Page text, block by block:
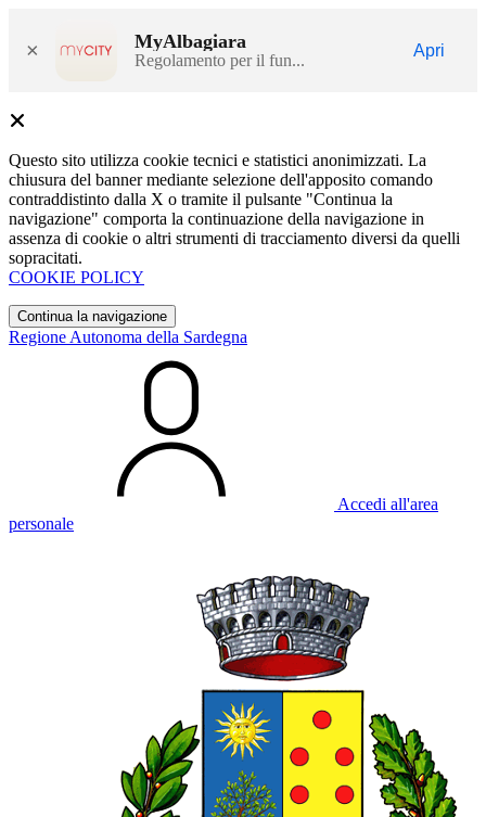
× MyAlbagiara
Regolamento per il fun...
Apri
Questo sito utilizza cookie tecnici e statistici anonimizzati. La
chiusura del banner mediante selezione dell'apposito comando
contraddistinto dalla X o tramite il pulsante "Continua la
navigazione" comporta la continuazione della navigazione in
assenza di cookie o altri strumenti di tracciamento diversi da quelli
sopracitati.
COOKIE POLICY
Continua la navigazione
Regione Autonoma della Sardegna
Accedi all'area
personale